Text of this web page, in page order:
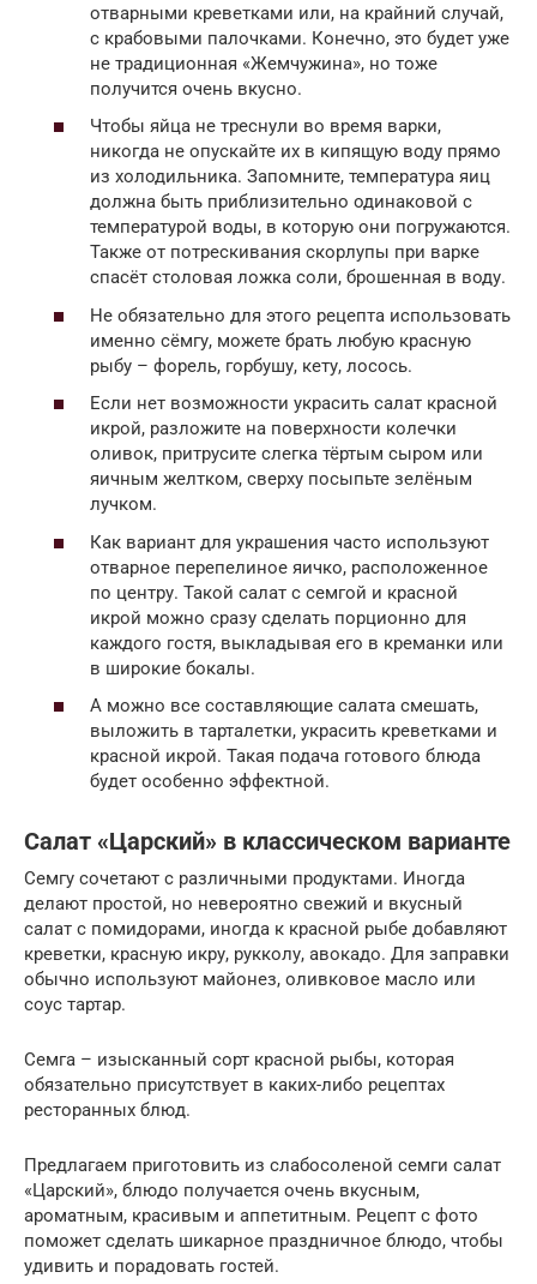
отварными креветками или, на крайний случай,
с крабовыми палочками. Конечно, это будет уже
не традиционная «Жемчужина», но тоже
получится очень вкусно.
Чтобы яйца не треснули во время варки,
никогда не опускайте их в кипящую воду прямо
из холодильника. Запомните, температура яиц
должна быть приблизительно одинаковой с
температурой воды, в которую они погружаются.
Также от потрескивания скорлупы при варке
спасёт столовая ложка соли, брошенная в воду.
Не обязательно для этого рецепта использовать
именно сёмгу, можете брать любую красную
рыбу – форель, горбушу, кету, лосось.
Если нет возможности украсить салат красной
икрой, разложите на поверхности колечки
оливок, притрусите слегка тёртым сыром или
яичным желтком, сверху посыпьте зелёным
лучком.
Как вариант для украшения часто используют
отварное перепелиное яичко, расположенное
по центру. Такой салат с семгой и красной
икрой можно сразу сделать порционно для
каждого гостя, выкладывая его в креманки или
в широкие бокалы.
А можно все составляющие салата смешать,
выложить в тарталетки, украсить креветками и
красной икрой. Такая подача готового блюда
будет особенно эффектной.
Салат «Царский» в классическом варианте
Семгу сочетают с различными продуктами. Иногда
делают простой, но невероятно свежий и вкусный
салат с помидорами, иногда к красной рыбе добавляют
креветки, красную икру, рукколу, авокадо. Для заправки
обычно используют майонез, оливковое масло или
соус тартар.
Семга – изысканный сорт красной рыбы, которая
обязательно присутствует в каких-либо рецептах
ресторанных блюд.
Предлагаем приготовить из слабосоленой семги салат
«Царский», блюдо получается очень вкусным,
ароматным, красивым и аппетитным. Рецепт с фото
поможет сделать шикарное праздничное блюдо, чтобы
удивить и порадовать гостей.